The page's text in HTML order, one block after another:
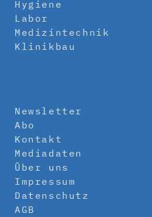
Hygiene
Labor
Medizintechnik
Klinikbau
Newsletter
Abo
Kontakt
Mediadaten
Über uns
Impressum
Datenschutz
AGB